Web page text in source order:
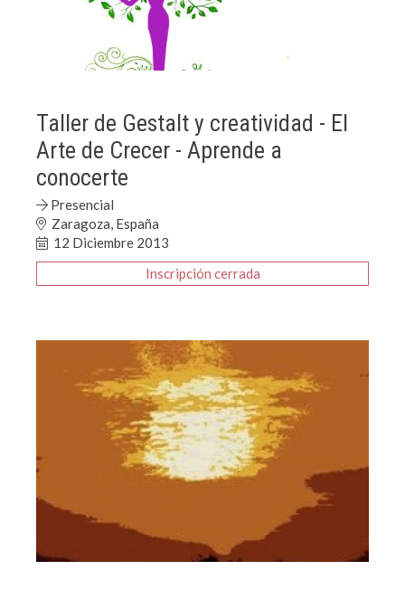
Taller de Gestalt y creatividad - El
Arte de Crecer - Aprende a
conocerte
Presencial
Zaragoza, España
12 Diciembre 2013
Inscripción